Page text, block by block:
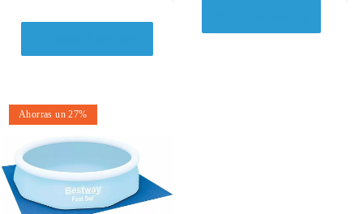
Ahorras un 27%